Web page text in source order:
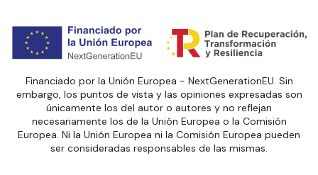
Financiado por la Unión Europea - NextGenerationEU. Sin
embargo, los puntos de vista y las opiniones expresadas son
únicamente los del autor o autores y no reflejan
necesariamente los de la Unión Europea o la Comisión
Europea. Ni la Unión Europea ni la Comisión Europea pueden
ser consideradas responsables de las mismas.